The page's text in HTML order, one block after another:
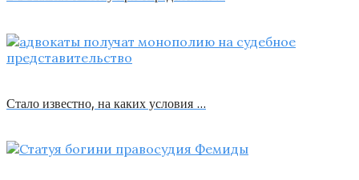
Стало известно, на каких условия …